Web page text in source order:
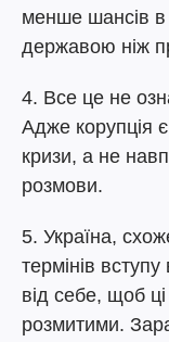
менше шансів в
державою ніж
4. Все це не
Адже корупція
кризи, а не
розмови.
5. Україна,
термінів
від себе, щоб
розмитими.